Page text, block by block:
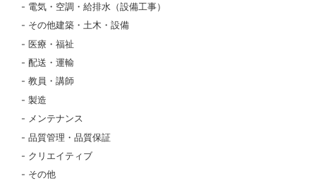
電気・空調・給排水（設備工事）
その他建築・土木・設備
医療・福祉
配送・運輸
教員・講師
製造
メンテナンス
品質管理・品質保証
クリエイティブ
その他